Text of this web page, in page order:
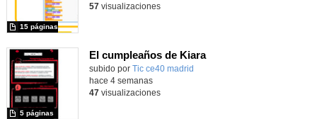
15 páginas
57visualizaciones
El cumpleaños de Kiara
subido por Tic ce40 madrid
5 páginas
hace 4 semanas
47visualizaciones